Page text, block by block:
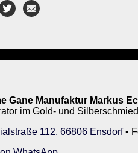
Gane Manufaktur Markus
im Gold- und
112, 66806 Ensdorf•